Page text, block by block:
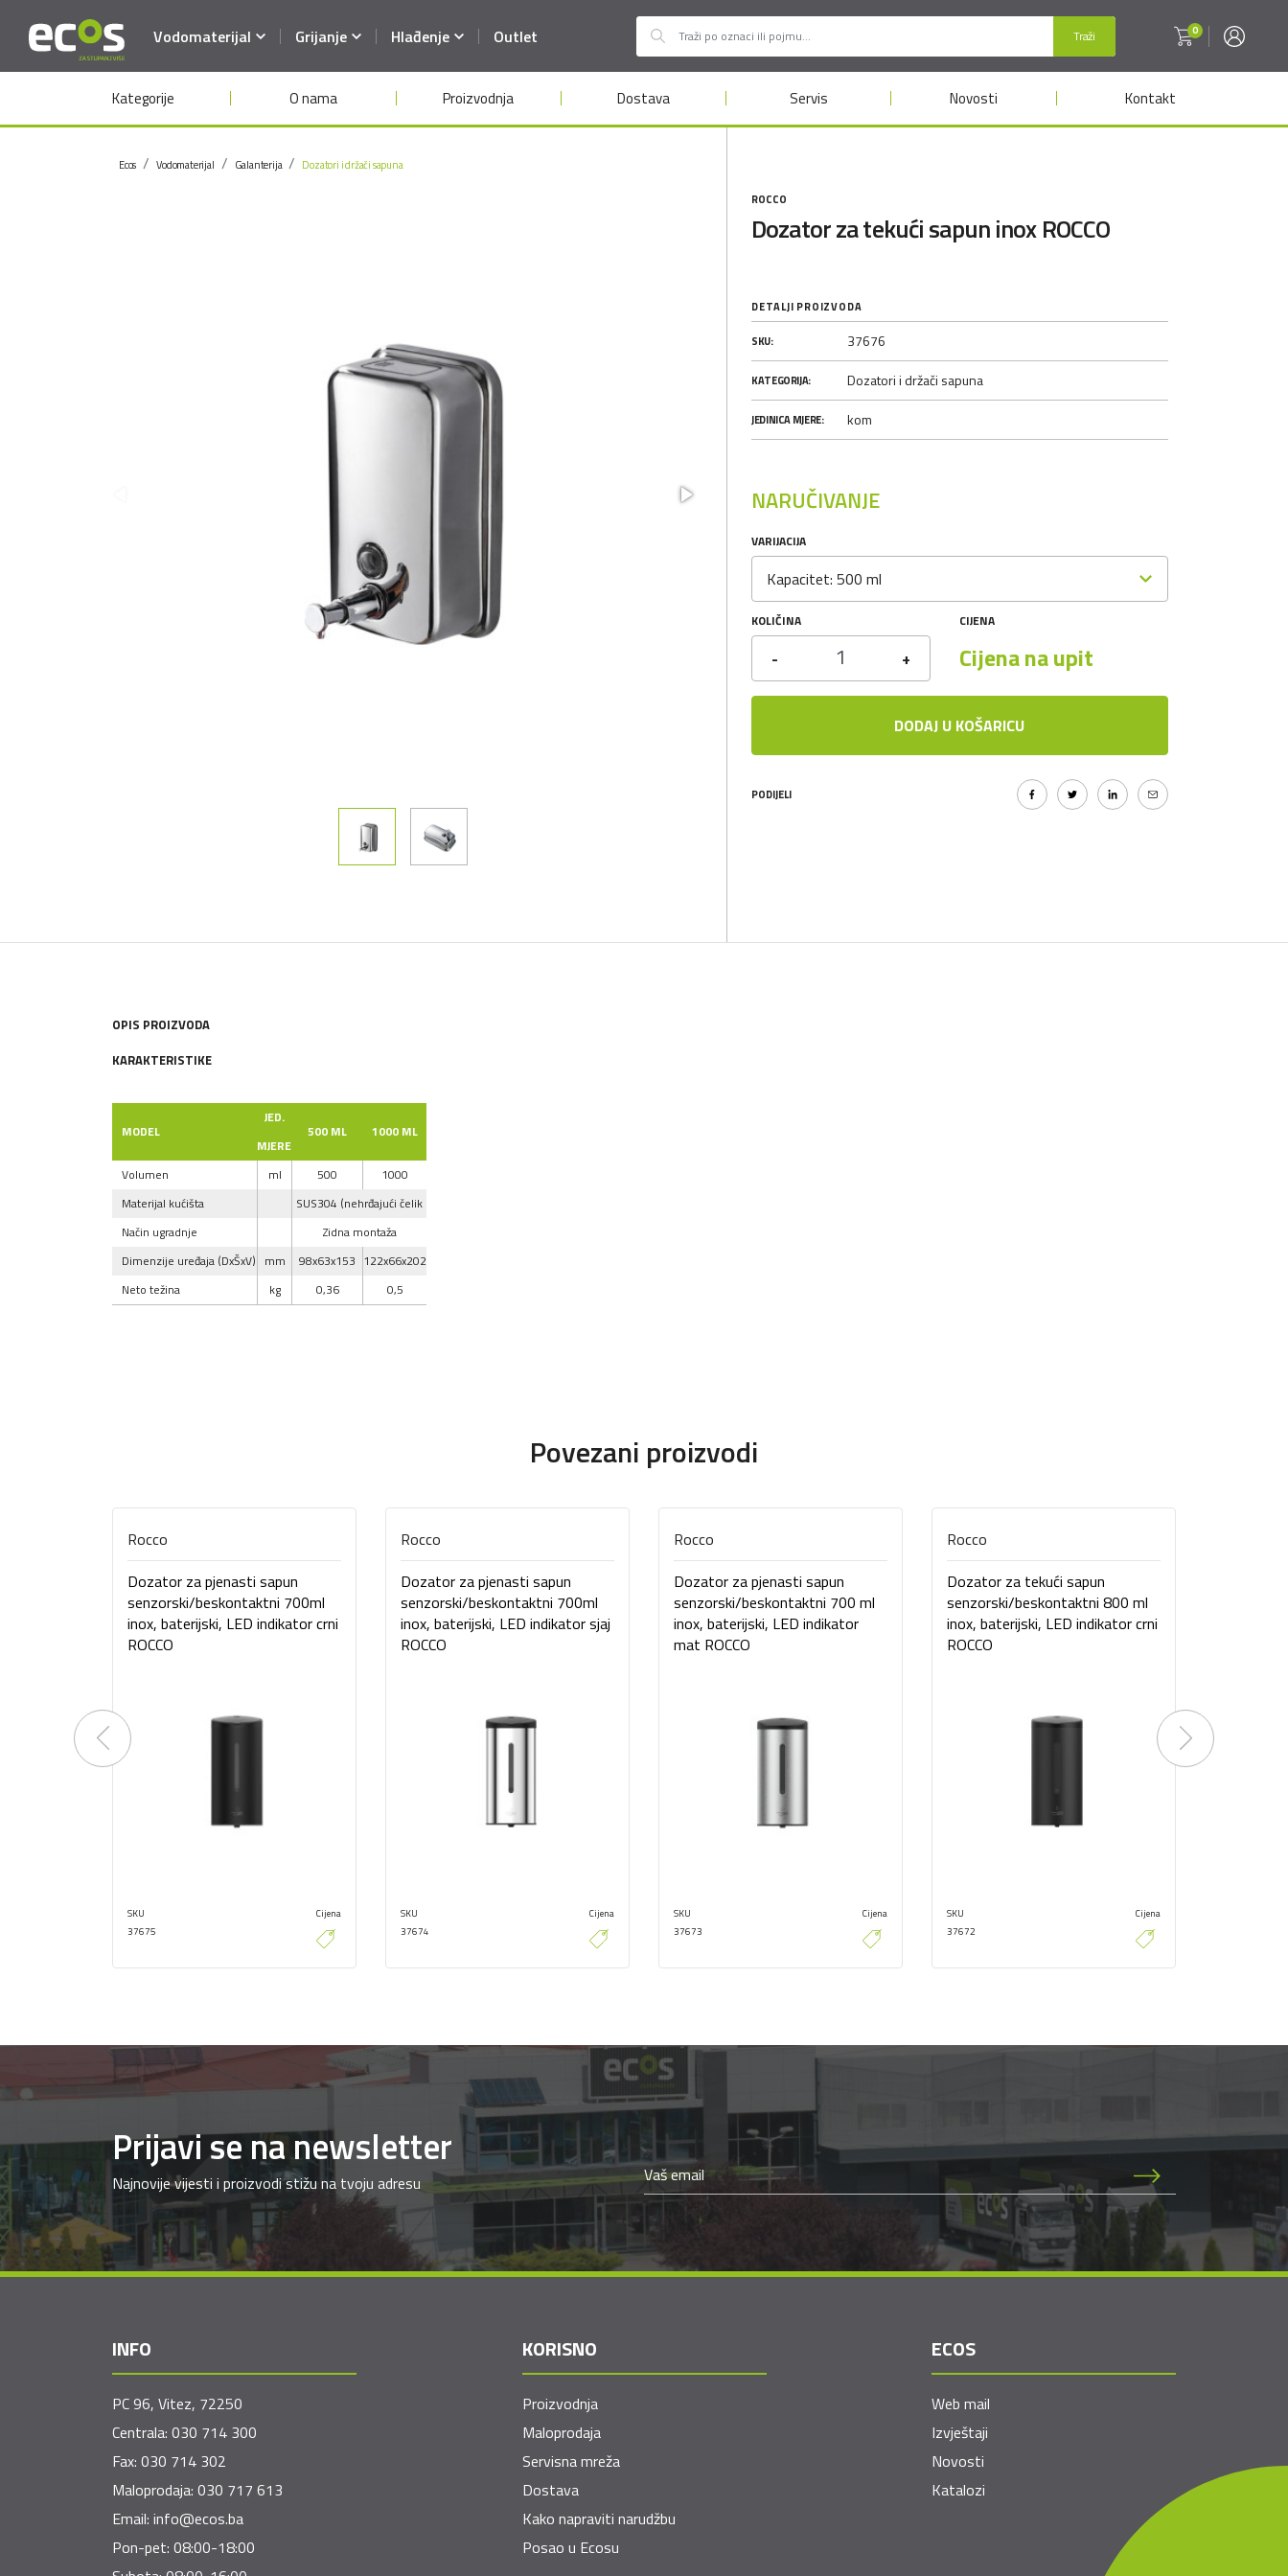
Traži 0
Vodomaterijal Grijanje Hlađenje Outlet
Kategorije O nama Proizvodnja Dostava Servis Novosti Kontakt
Ecos Vodomaterijal Galanterija Dozatori i držači sapuna
ROCCO
Dozator za tekući sapun inox ROCCO
DETALJI PROIZVODA
SKU: 37676
KATEGORIJA: Dozatori i držači sapuna
JEDINICA MJERE: kom
NARUČIVANJE
VARIJACIJA
Kapacitet: 500 ml
KOLIČINA
- +
CIJENA
Cijena na upit
DODAJ U KOŠARICU
PODIJELI
OPIS PROIZVODA
KARAKTERISTIKE
MODEL
JED.
MJERE
500 ML 1000 ML
Volumen ml 500
1000
Materijal kućišta
SUS304 (nehrđajući čelik
Način ugradnje
Zidna montaža
Dimenzije uređaja (DxŠxV) mm 98x63x153 122x66x202
Neto težina
kg 0,36 0,5
Povezani proizvodi
Rocco
Dozator za pjenasti sapun
senzorski/beskontaktni 700ml
inox, baterijski, LED indikator crni
ROCCO
SKU
37675
Cijena
Rocco
Dozator za pjenasti sapun
senzorski/beskontaktni 700ml
inox, baterijski, LED indikator sjaj
ROCCO
SKU
37674
Cijena
Rocco
Dozator za pjenasti sapun
senzorski/beskontaktni 700 ml
inox, baterijski, LED indikator
mat ROCCO
SKU
37673
Cijena
Rocco
Dozator za tekući sapun
senzorski/beskontaktni 800 ml
inox, baterijski, LED indikator crni
ROCCO
SKU
37672
Cijena
Previous Next
Prijavi se na newsletter
Najnovije vijesti i proizvodi stižu na tvoju adresu
INFO
PC 96, Vitez, 72250
Centrala: 030 714 300
Fax: 030 714 302
Maloprodaja: 030 717 613
Email: info@ecos.ba
Pon-pet: 08:00-18:00
KORISNO
Proizvodnja
Maloprodaja
Servisna mreža
Dostava
Kako napraviti narudžbu
Posao u Ecosu
ECOS
Web mail
Izvještaji
Novosti
Katalozi